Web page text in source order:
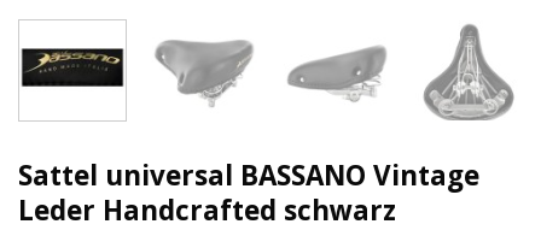
Sattel universal BASSANO Vintage
Leder Handcrafted schwarz